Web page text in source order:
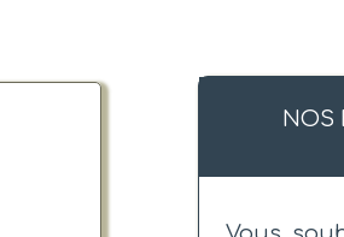
NOS